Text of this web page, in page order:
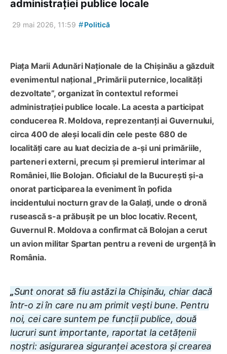
administrației publice locale
29 mai 2026, 11:59 #Politică
Piața Marii Adunări Naționale de la Chișinău a găzduit
evenimentul național „Primării puternice, localități
dezvoltate”, organizat în contextul reformei
administrației publice locale. La acesta a participat
conducerea R. Moldova, reprezentanți ai Guvernului,
circa 400 de aleși locali din cele peste 680 de
localități care au luat decizia de a-și uni primăriile,
parteneri externi, precum și premierul interimar al
României, Ilie Bolojan. Oficialul de la București și-a
onorat participarea la eveniment în pofida
incidentului nocturn grav de la Galați, unde o dronă
rusească s-a prăbușit pe un bloc locativ. Recent,
Guvernul R. Moldova a confirmat că Bolojan a cerut
un avion militar Spartan pentru a reveni de urgență în
România.
„Sunt onorat să fiu astăzi la Chișinău, chiar dacă
într-o zi în care nu am primit vești bune. Pentru
noi, cei care suntem pe funcții publice, două
lucruri sunt importante, raportat la cetățenii
noștri: asigurarea siguranței acestora și crearea